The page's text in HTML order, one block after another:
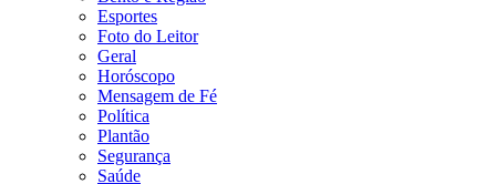
Esportes
Foto do Leitor
Geral
Horóscopo
Mensagem de Fé
Política
Plantão
Segurança
Saúde